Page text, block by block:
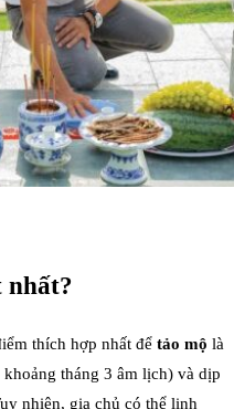
nhất?
thích hợp nhất để tảo mộ là
tháng 3 âm lịch) và dịp
nhiên, gia chủ có thể linh